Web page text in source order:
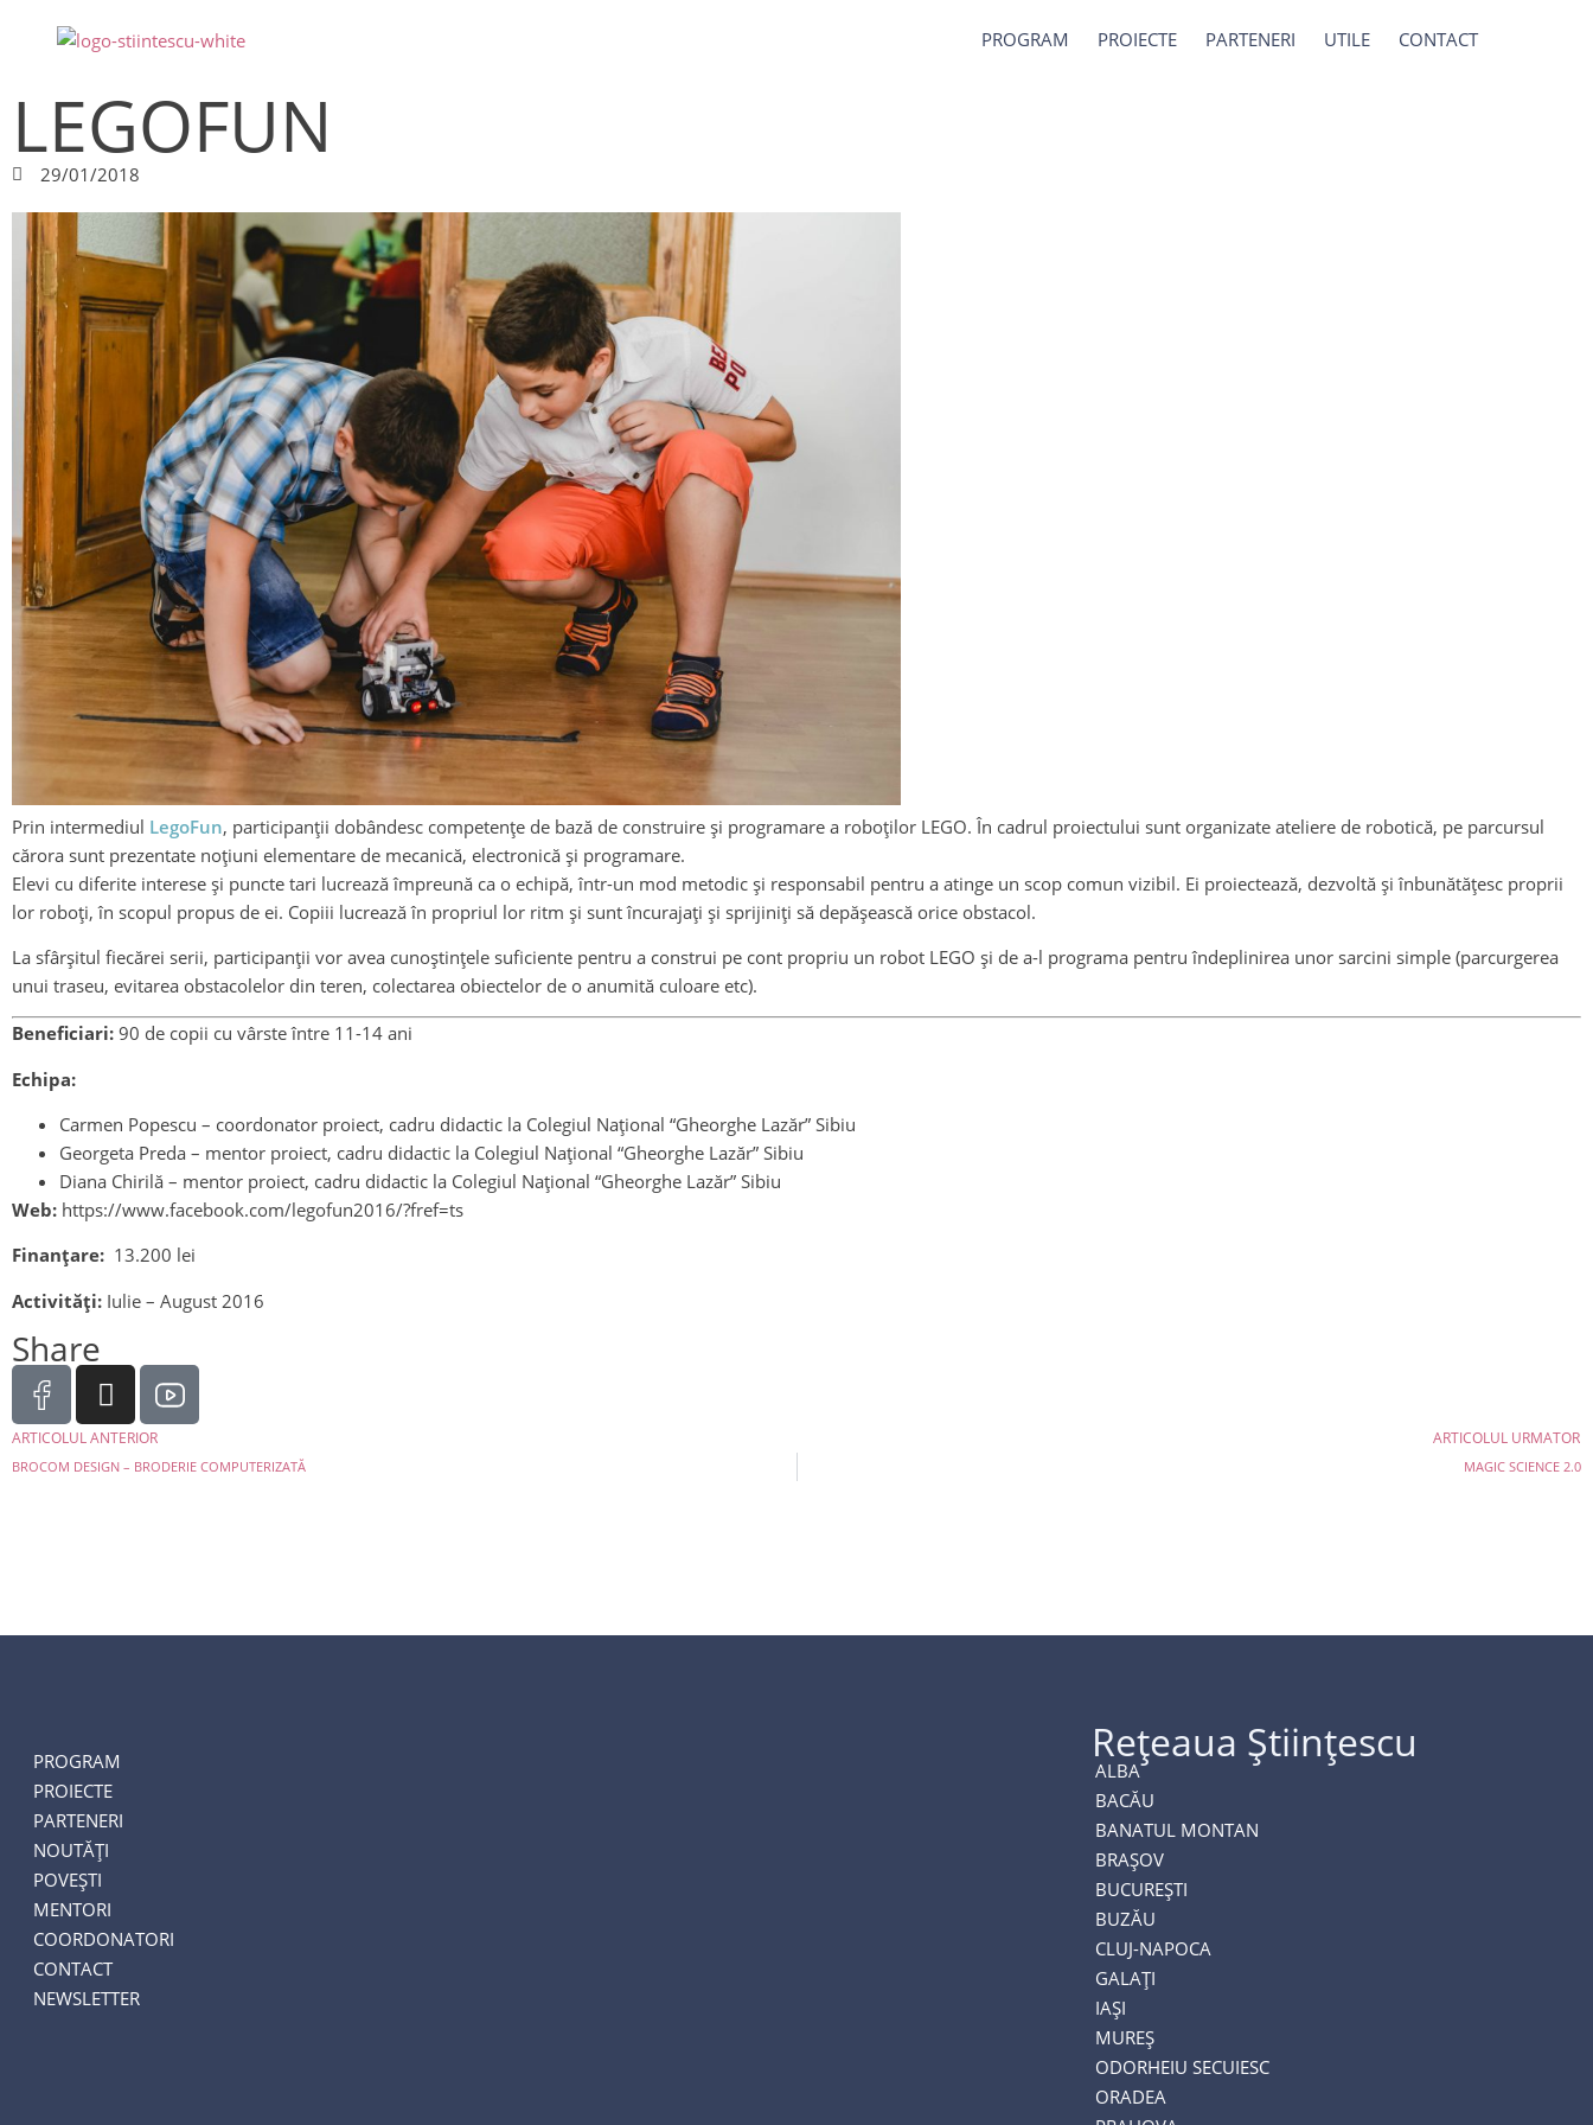
PROGRAM PROIECTE PARTENERI UTILE CONTACT
LEGOFUN
29/01/2018
Prin intermediul LegoFun, participanții dobândesc competențe de bază de construire și programare a roboților LEGO. În cadrul proiectului sunt organizate ateliere de robotică, pe parcursul
cărora sunt prezentate noțiuni elementare de mecanică, electronică și programare.
Elevi cu diferite interese și puncte tari lucrează împreună ca o echipă, într-un mod metodic și responsabil pentru a atinge un scop comun vizibil. Ei proiectează, dezvoltă și înbunătățesc proprii
lor roboți, în scopul propus de ei. Copiii lucrează în propriul lor ritm și sunt încurajați și sprijiniți să depășească orice obstacol.
La sfârșitul fiecărei serii, participanții vor avea cunoștințele suficiente pentru a construi pe cont propriu un robot LEGO și de a-l programa pentru îndeplinirea unor sarcini simple (parcurgerea
unui traseu, evitarea obstacolelor din teren, colectarea obiectelor de o anumită culoare etc).
Beneficiari: 90 de copii cu vârste între 11-14 ani
Echipa:
Carmen Popescu – coordonator proiect, cadru didactic la Colegiul Național “Gheorghe Lazăr” Sibiu
Georgeta Preda – mentor proiect, cadru didactic la Colegiul Național “Gheorghe Lazăr” Sibiu
Diana Chirilă – mentor proiect, cadru didactic la Colegiul Național “Gheorghe Lazăr” Sibiu
Web: https://www.facebook.com/legofun2016/?fref=ts
Finanțare: 13.200 lei
Activități: Iulie – August 2016
Share
ARTICOLUL ANTERIOR ARTICOLUL URMATOR
BROCOM DESIGN – BRODERIE COMPUTERIZATĂ MAGIC SCIENCE 2.0
PROGRAM
PROIECTE
PARTENERI
NOUTĂȚI
POVEȘTI
MENTORI
COORDONATORI
CONTACT
NEWSLETTER
Rețeaua Științescu
ALBA
BACĂU
BANATUL MONTAN
BRAȘOV
BUCUREȘTI
BUZĂU
CLUJ-NAPOCA
GALAȚI
IAȘI
MUREȘ
ODORHEIU SECUIESC
ORADEA